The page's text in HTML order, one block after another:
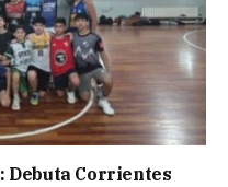
Debuta Corrientes